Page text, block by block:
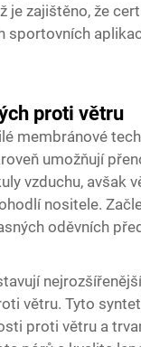
je zajištěno, že
sportovních
proti větru
membránové
umožňují
vzduchu, avšak
nositele.
oděvních
větru. Tyto
proti větru a